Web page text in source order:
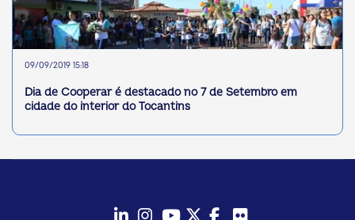
09/09/2019 15:18
Dia de Cooperar é destacado no 7 de Setembro em
cidade do interior do Tocantins